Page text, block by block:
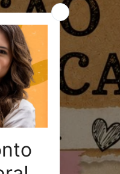
Personalize
que os
de regras
tornando-o
eles.
Assinatura
momento
assinem,
com o
Exponha
um local